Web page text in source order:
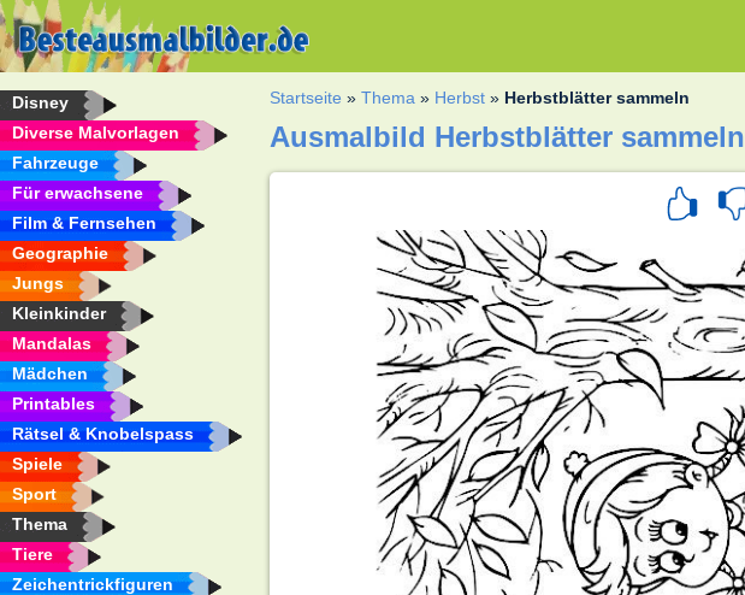
Disney
Diverse Malvorlagen
Fahrzeuge
Für erwachsene
Film & Fernsehen
Geographie
Jungs
Kleinkinder
Mandalas
Mädchen
Printables
Rätsel & Knobelspass
Spiele
Sport
Thema
Tiere
Zeichentrickfiguren
Startseite »Thema » Herbst » Herbstblätter sammeln
Ausmalbild Herbstblätter sammeln